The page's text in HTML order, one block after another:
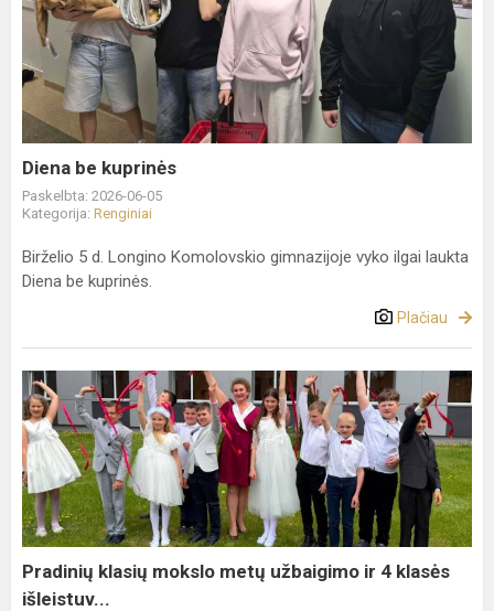
be
kuprinės
Diena be kuprinės
Paskelbta: 2026-06-05
Kategorija: Renginiai
Birželio 5 d. Longino Komolovskio gimnazijoje vyko ilgai laukta
Diena be kuprinės.
Plačiau
Pradinių
klasių
mokslo
metų
užbaigimo
ir
4
klasės
išleistuv...
Pradinių klasių mokslo metų užbaigimo ir 4 klasės
išleistuv...